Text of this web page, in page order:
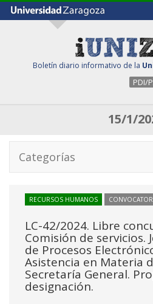
Boletín diario informativo de la
PDI/
15/1/
Categorías
RECURSOS HUMANOS
LC-42/2024. Libre
Comisión de servicios.
de Procesos
Asistencia en Materia
Secretaría General.
designación.